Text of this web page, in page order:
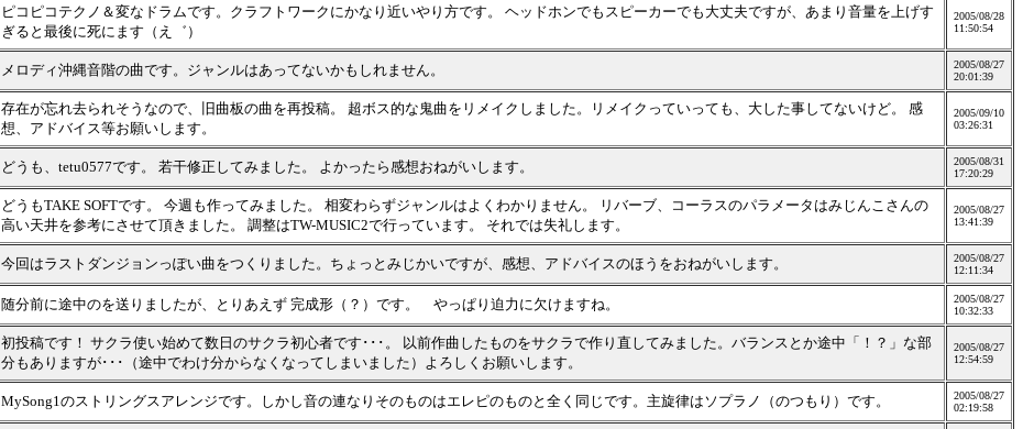
ピコピコテクノ＆変なドラムです。クラフトワークにかなり近いやり方です。 ヘッドホンでもスピーカーでも大丈夫ですが、あまり音量を上げす
ぎると最後に死にます（え゛）
2005/08/28
11:50:54
メロディ沖縄音階の曲です。ジャンルはあってないかもしれません。
2005/08/27
20:01:39
存在が忘れ去られそうなので、旧曲板の曲を再投稿。 超ボス的な鬼曲をリメイクしました。リメイクっていっても、大した事してないけど。 感
想、アドバイス等お願いします。
2005/09/10
03:26:31
どうも、tetu0577です。 若干修正してみました。 よかったら感想おねがいします。
2005/08/31
17:20:29
どうもTAKE SOFTです。 今週も作ってみました。 相変わらずジャンルはよくわかりません。 リバーブ、コーラスのパラメータはみじんこさんの
高い天井を参考にさせて頂きました。 調整はTW-MUSIC2で行っています。 それでは失礼します。
2005/08/27
13:41:39
今回はラストダンジョンっぽい曲をつくりました。ちょっとみじかいですが、感想、アドバイスのほうをおねがいします。
2005/08/27
12:11:34
随分前に途中のを送りましたが、とりあえず 完成形（？）です。 やっぱり迫力に欠けますね。
2005/08/27
10:32:33
初投稿です！ サクラ使い始めて数日のサクラ初心者です･･･。 以前作曲したものをサクラで作り直してみました。バランスとか途中「！？」な部
分もありますが･･･（途中でわけ分からなくなってしまいました）よろしくお願いします。
2005/08/27
12:54:59
MySong1のストリングスアレンジです。しかし音の連なりそのものはエレピのものと全く同じです。主旋律はソプラノ（のつもり）です。
2005/08/27
02:19:58